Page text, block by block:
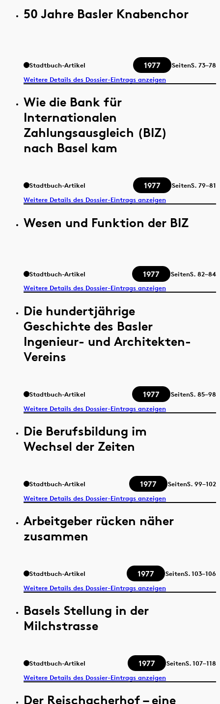
50 Jahre Basler Knabenchor
Stadtbuch-Artikel 1977 SeitenS. 73–78
Weitere Details des Dossier-Eintrags anzeigen
Wie die Bank für
Internationalen
Zahlungsausgleich (BIZ)
nach Basel kam
Stadtbuch-Artikel 1977 SeitenS. 79–81
Weitere Details des Dossier-Eintrags anzeigen
Wesen und Funktion der BIZ
Stadtbuch-Artikel 1977 SeitenS. 82–84
Weitere Details des Dossier-Eintrags anzeigen
Die hundertjährige
Geschichte des Basler
Ingenieur- und Architekten-
Vereins
Stadtbuch-Artikel 1977 SeitenS. 85–98
Weitere Details des Dossier-Eintrags anzeigen
Die Berufsbildung im
Wechsel der Zeiten
Stadtbuch-Artikel 1977 SeitenS. 99–102
Weitere Details des Dossier-Eintrags anzeigen
Arbeitgeber rücken näher
zusammen
Stadtbuch-Artikel 1977 SeitenS.103–106
Weitere Details des Dossier-Eintrags anzeigen
Basels Stellung in der
Milchstrasse
Stadtbuch-Artikel 1977 SeitenS.107–118
Weitere Details des Dossier-Eintrags anzeigen
Der Reischacherhof – eine